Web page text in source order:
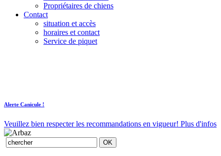
Propriétaires de chiens
Contact
situation et accès
horaires et contact
Service de piquet
Alerte Canicule !
Veuillez bien respecter les recommandations en vigueur! Plus d'infos